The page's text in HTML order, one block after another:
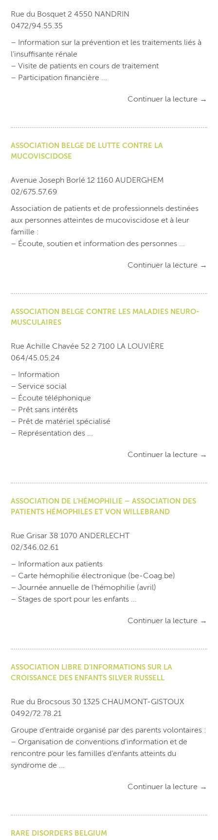
Rue du Bosquet 2 4550 NANDRIN
0472/94.55.35
– Information sur la prévention et les traitements liés à
l’insuffisante rénale
– Visite de patients en cours de traitement
– Participation financière ...
Continuer la lecture →
ASSOCIATION BELGE DE LUTTE CONTRE LA
MUCOVISCIDOSE
Avenue Joseph Borlé 12 1160 AUDERGHEM
02/675.57.69
Association de patients et de professionnels destinées
aux personnes atteintes de mucoviscidose et à leur
famille :
– Écoute, soutien et information des personnes ...
Continuer la lecture →
ASSOCIATION BELGE CONTRE LES MALADIES NEURO-
MUSCULAIRES
Rue Achille Chavée 52 2 7100 LA LOUVIÈRE
064/45.05.24
– Information
– Service social
– Écoute téléphonique
– Prêt sans intérêts
– Prêt de matériel spécialisé
– Représentation des ...
Continuer la lecture →
ASSOCIATION DE L’HÉMOPHILIE – ASSOCIATION DES
PATIENTS HÉMOPHILES ET VON WILLEBRAND
Rue Grisar 38 1070 ANDERLECHT
02/346.02.61
– Information aux patients
– Carte hémophilie électronique (be-Coag.be)
– Journée annuelle de l’hémophilie (avril)
– Stages de sport pour les enfants ...
Continuer la lecture →
ASSOCIATION LIBRE D’INFORMATIONS SUR LA
CROISSANCE DES ENFANTS SILVER RUSSELL
Rue du Brocsous 30 1325 CHAUMONT-GISTOUX
0492/72.78.21
Groupe d’entraide organisé par des parents volontaires :
– Organisation de conventions d’information et de
rencontre pour les familles d’enfants atteints du
syndrome de ...
Continuer la lecture →
RARE DISORDERS BELGIUM